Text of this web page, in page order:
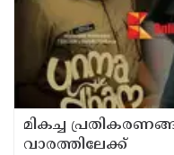
മികച്ച
വാരത്തിലേക്ക്